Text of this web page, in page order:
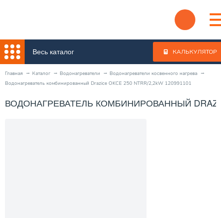
Весь каталог КАЛЬКУЛЯТОР
Главная Каталог Водонагреватели
Водонагреватели косвенного нагрева
Водонагреватель комбинированный Drazice OKCE 250 NTRR/2,2kW 120991101
ВОДОНАГРЕВАТЕЛЬ КОМБИНИРОВАННЫЙ